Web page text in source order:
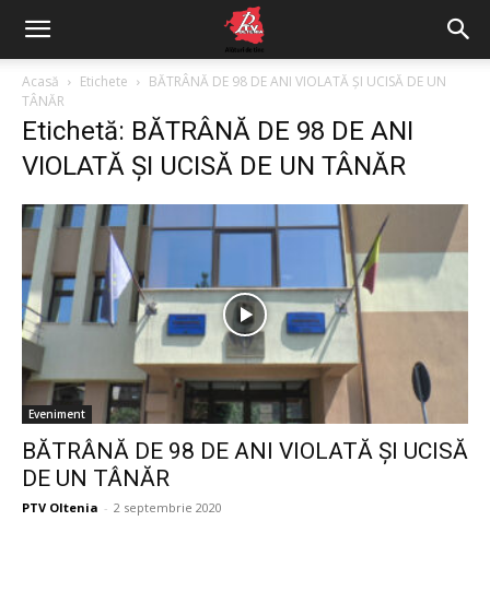
Acasă Etichete
BĂTRÂNĂ DE 98 DE ANI VIOLATĂ ȘI UCISĂ DE UN
TÂNĂR
Etichetă: BĂTRÂNĂ DE 98 DE ANI
VIOLATĂ ȘI UCISĂ DE UN TÂNĂR
Eveniment
BĂTRÂNĂ DE 98 DE ANI VIOLATĂ ȘI UCISĂ
DE UN TÂNĂR
PTV Oltenia - 2 septembrie 2020